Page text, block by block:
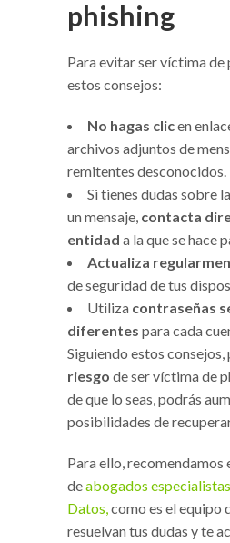
phishing
Para evitar ser víctima de
estos consejos:
No hagas clicen
archivos adjuntos de
remitentes desconocidos.
Si tienes dudas sobre
un mensaje, contacta
entidad a la que se hace
Actualiza
de seguridad de tus
Utiliza contraseñas
diferentes para cada
Siguiendo estos consejos,
riesgo de ser víctima de
de que lo seas, podrás
posibilidades de
Para ello, recomendamos
deabogados
Datos,como es el equipo
resuelvan tus dudas y te